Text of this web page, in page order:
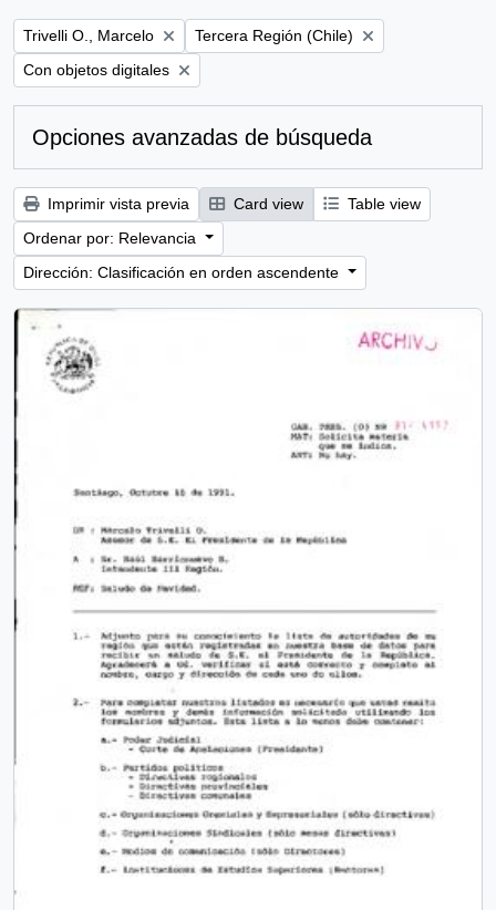
Remove filter:
Trivelli O., Marcelo Remove filter:
Tercera Región (Chile)
Remove filter:
Con objetos digitales
Opciones avanzadas de búsqueda
Imprimir vista previa Card view
Table view
Ordenar por: Relevancia
Dirección: Clasificación en orden ascendente